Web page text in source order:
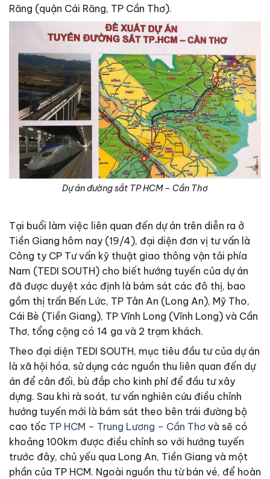
Răng (quận Cái Răng, TP Cần Thơ).
Dự án đường sắt TP HCM – Cần Thơ
Tại buổi làm việc liên quan đến dự án trên diễn ra ở
Tiền Giang hôm nay (19/4), đại diện đơn vị tư vấn là
Công ty CP Tư vấn kỹ thuật giao thông vận tải phía
Nam (TEDI SOUTH) cho biết hướng tuyến của dự án
đã được duyệt xác định là bám sát các đô thị, bao
gồm thị trấn Bến Lức, TP Tân An (Long An), Mỹ Tho,
Cái Bè (Tiền Giang), TP Vĩnh Long (Vĩnh Long) và Cần
Thơ, tổng cộng có 14 ga và 2 trạm khách.
Theo đại diện TEDI SOUTH, mục tiêu đầu tư của dự án
là xã hội hóa, sử dụng các nguồn thu liên quan đến dự
án để cân đối, bù đắp cho kinh phí để đầu tư xây
dựng. Sau khi rà soát, tư vấn nghiên cứu điều chỉnh
hướng tuyến mới là bám sát theo bên trái đường bộ
cao tốc TP HCM – Trung Lương – Cần Thơ và sẽ có
khoảng 100km được điều chỉnh so với hướng tuyến
trước đây, chủ yếu qua Long An, Tiền Giang và một
phần của TP HCM. Ngoài nguồn thu từ bán vé, để hoàn